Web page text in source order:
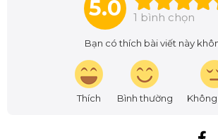
5.0 1 bình chọn
Bạn có thích bài viết này
Thích Bình thường